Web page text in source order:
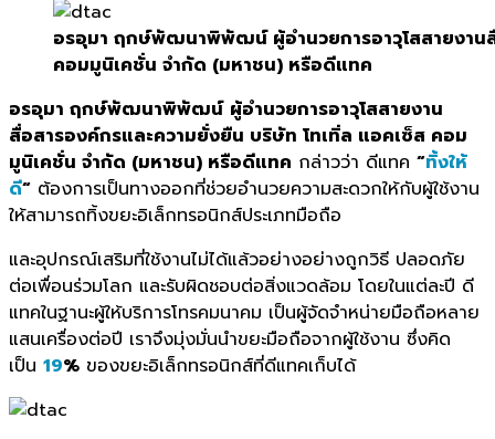
อรอุมา ฤกษ์พัฒนาพิพัฒน์ ผู้อำนวยการอาวุโสสายงาน
คอมมูนิเคชั่น จำกัด (มหาชน) หรือดีแทค
อรอุมา ฤกษ์พัฒนาพิพัฒน์ ผู้อำนวยการอาวุโสสายงาน
สื่อสารองค์กรและความยั่งยืน บริษัท โทเทิ่ล แอคเซ็ส คอม
มูนิเคชั่น จำกัด (มหาชน) หรือดีแทค กล่าวว่า ดีแทค “ทิ้งให้
ดี“ ต้องการเป็นทางออกที่ช่วยอำนวยความสะดวกให้กับผู้ใช้งาน
ให้สามารถทิ้งขยะอิเล็กทรอนิกส์ประเภทมือถือ
และอุปกรณ์เสริมที่ใช้งานไม่ได้แล้วอย่างอย่างถูกวิธี ปลอดภัย
ต่อเพื่อนร่วมโลก และรับผิดชอบต่อสิ่งแวดล้อม โดยในแต่ละปี ดี
แทคในฐานะผู้ให้บริการโทรคมนาคม เป็นผู้จัดจำหน่ายมือถือหลาย
แสนเครื่องต่อปี เราจึงมุ่งมั่นนำขยะมือถือจากผู้ใช้งาน ซึ่งคิด
เป็น 19% ของขยะอิเล็กทรอนิกส์ที่ดีแทคเก็บได้